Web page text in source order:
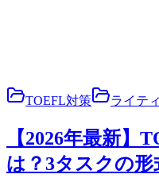
TOEFL対策 ライテ
【2026年最新】
は？3タスクの